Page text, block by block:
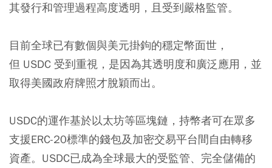
其發行和管理過程高度透明，且受到嚴格監管。
目前全球已有數個與美元掛鉤的穩定幣面世，
但 USDC 受到重視，是因為其透明度和廣泛應用，並
取得美國政府牌照才脫穎而出。
USDC的運作基於以太坊等區塊鏈，持幣者可在眾多
支援ERC-20標準的錢包及加密交易平台間自由轉移
資產。USDC已成為全球最大的受監管、完全儲備的